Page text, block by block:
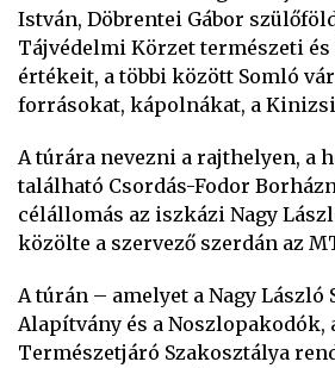
István, Döbrentei Gábor
Tájvédelmi Körzet természeti
értékeit, a többi között Somló
forrásokat, kápolnákat, a
A túrára nevezni a rajthelyen, a
található Csordás-Fodor
célállomás az iszkázi Nagy
közölte a szervező szerdán az
A túrán – amelyet a Nagy László
Alapítvány és a Noszlopakodók,
Természetjáró Szakosztálya